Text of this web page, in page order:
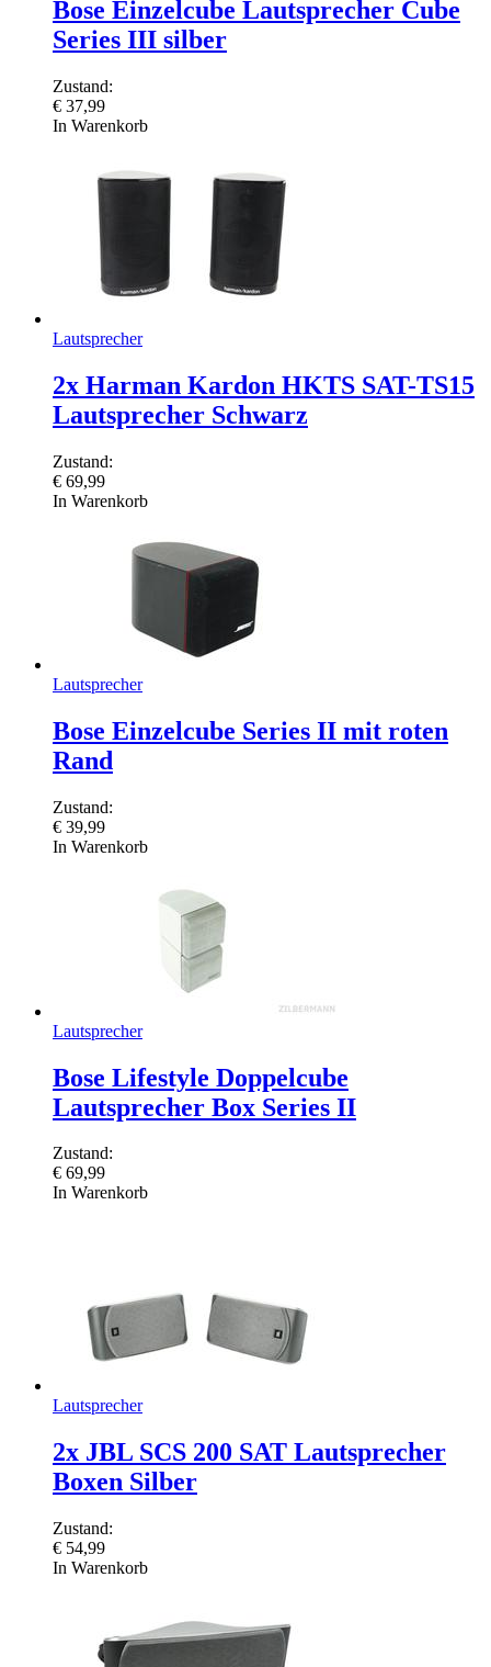
Bose Einzelcube Lautsprecher Cube
Series III silber
Zustand:
€ 37,99
In Warenkorb
Lautsprecher
2x Harman Kardon HKTS SAT-TS15
Lautsprecher Schwarz
Zustand:
€ 69,99
In Warenkorb
Lautsprecher
Bose Einzelcube Series II mit roten
Rand
Zustand:
€ 39,99
In Warenkorb
Lautsprecher
Bose Lifestyle Doppelcube
Lautsprecher Box Series II
Zustand:
€ 69,99
In Warenkorb
Lautsprecher
2x JBL SCS 200 SAT Lautsprecher
Boxen Silber
Zustand:
€ 54,99
In Warenkorb